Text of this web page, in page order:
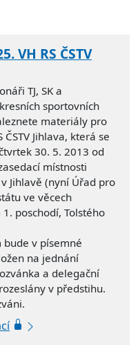
VH RS ČSTV
TJ, SK a
sportovních
materiály pro
ČSTV Jihlava, která se
30. 5. 2013 od
místnosti
Jihlavě (nyní Úřad pro
ve věcech
poschodí, Tolstého
v písemné
na jednání
a delegační
v předstihu.